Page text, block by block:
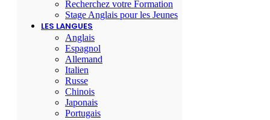
Recherchez votre Formation
Stage Anglais pour les Jeunes
LES LANGUES
Anglais
Espagnol
Allemand
Italien
Russe
Chinois
Japonais
Portugais